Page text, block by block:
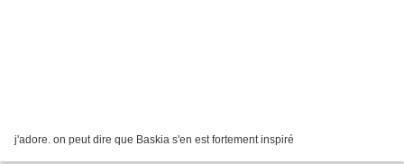
j'adore. on peut dire que Baskia s'en est fortement inspiré